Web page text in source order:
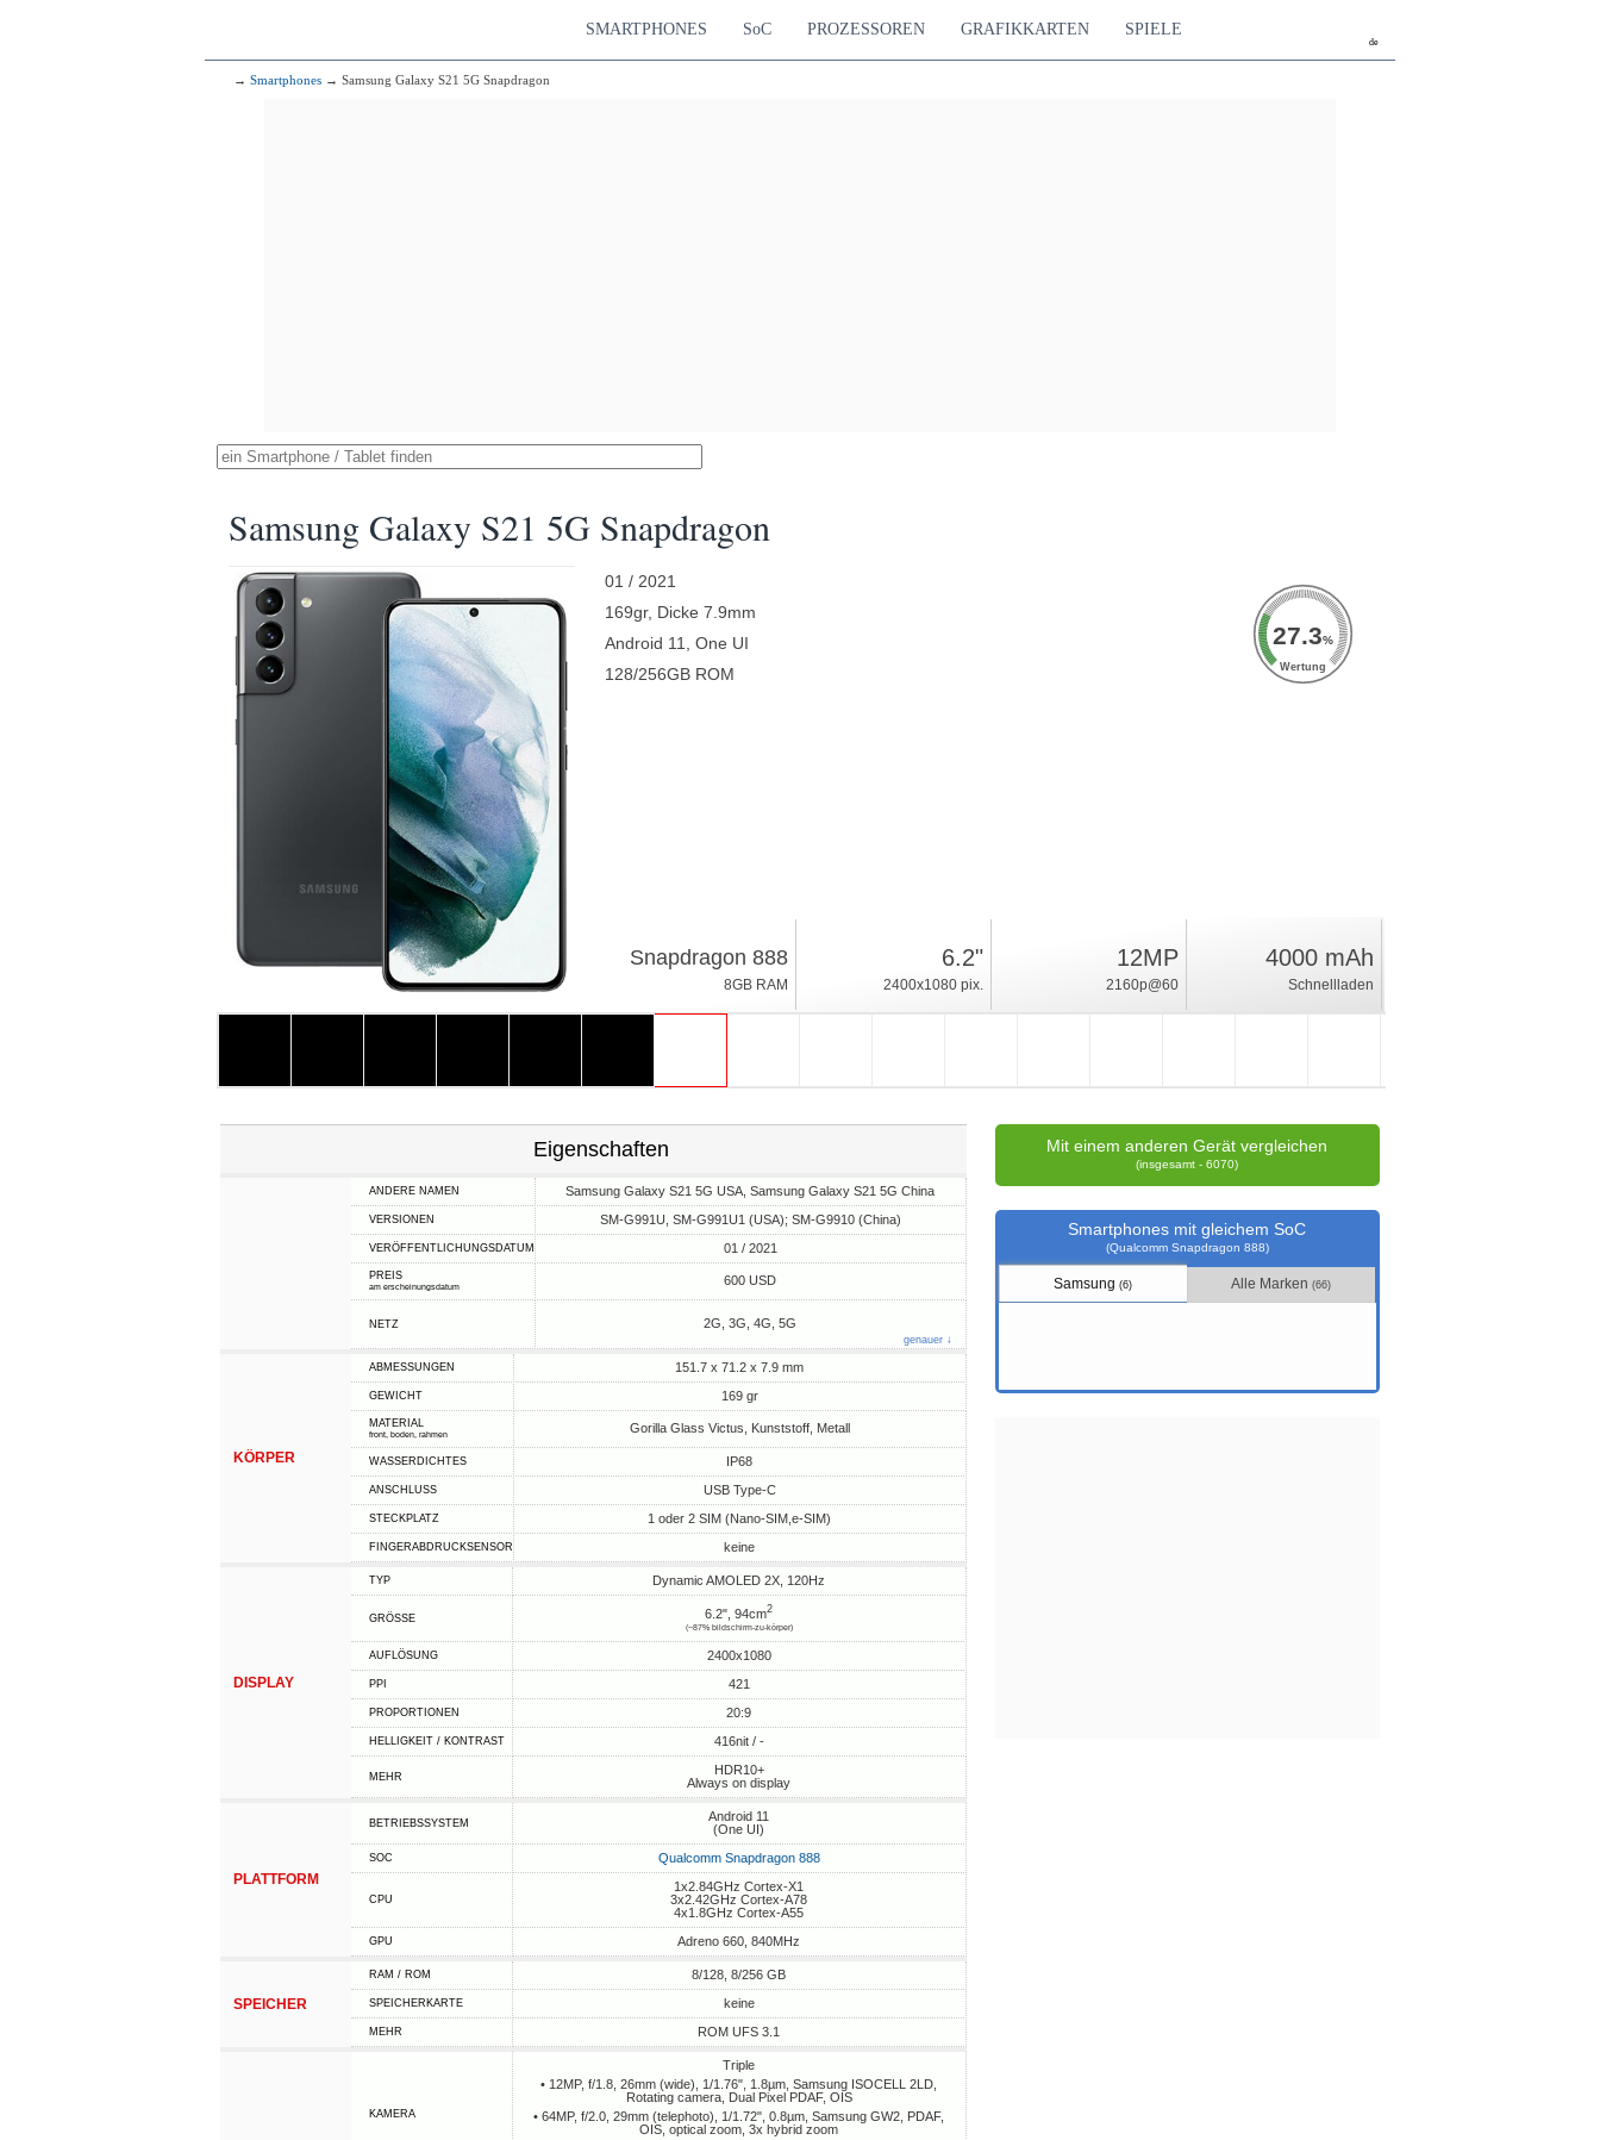
de
SMARTPHONES SoC PROZESSOREN GRAFIKKARTEN SPIELE
→ Smartphones → Samsung Galaxy S21 5G Snapdragon
Samsung Galaxy S21 5G Snapdragon
01 / 2021
169gr, Dicke 7.9mm
Android 11, One UI
128/256GB ROM
27.3%
Wertung
Snapdragon 888
8GB RAM
6.2"
2400x1080 pix.
12MP
2160p@60
4000 mAh
Schnellladen
Eigenschaften
ANDERE NAMEN Samsung Galaxy S21 5G USA, Samsung Galaxy S21 5G China
VERSIONEN SM-G991U, SM-G991U1 (USA); SM-G9910 (China)
VERÖFFENTLICHUNGSDATUM 01 / 2021
PREIS
am erscheinungsdatum 600 USD
NETZ 2G, 3G, 4G, 5G
genauer ↓
KÖRPER
ABMESSUNGEN 151.7 x 71.2 x 7.9 mm
GEWICHT 169 gr
MATERIAL
front, boden, rahmen Gorilla Glass Victus, Kunststoff, Metall
WASSERDICHTES IP68
ANSCHLUSS USB Type-C
STECKPLATZ 1 oder 2 SIM (Nano-SIM,e-SIM)
FINGERABDRUCKSENSOR keine
DISPLAY
TYP Dynamic AMOLED 2X, 120Hz
GRÖSSE 6.2", 94cm2
(~87% bildschirm-zu-körper)
AUFLÖSUNG 2400x1080
PPI 421
PROPORTIONEN 20:9
HELLIGKEIT / KONTRAST 416nit / -
MEHR
HDR10+
Always on display
PLATTFORM
BETRIEBSSYSTEM
Android 11
(One UI)
SOC Qualcomm Snapdragon 888
CPU
1x2.84GHz Cortex-X1
3x2.42GHz Cortex-A78
4x1.8GHz Cortex-A55
GPU Adreno 660, 840MHz
SPEICHER
RAM / ROM 8/128, 8/256 GB
SPEICHERKARTE keine
MEHR ROM UFS 3.1
KAMERA
Triple
• 12MP, f/1.8, 26mm (wide), 1/1.76", 1.8µm, Samsung ISOCELL 2LD,
Rotating camera, Dual Pixel PDAF, OIS
• 64MP, f/2.0, 29mm (telephoto), 1/1.72", 0.8µm, Samsung GW2, PDAF,
OIS, optical zoom, 3x hybrid zoom
Mit einem anderen Gerät vergleichen
(insgesamt - 6070)
Smartphones mit gleichem SoC
(Qualcomm Snapdragon 888)
Samsung(6) Alle Marken(66)